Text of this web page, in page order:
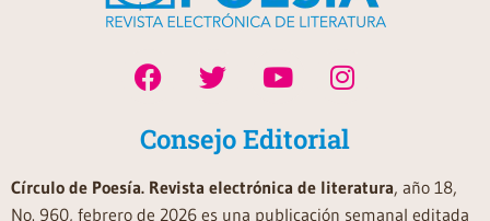
Consejo Editorial
Círculo de Poesía. Revista electrónica de literatura, año 18,
No. 960, febrero de 2026 es una publicación semanal editada